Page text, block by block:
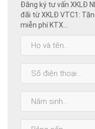
Đăng ký tư vấn XKLĐ
đãi từ XKLĐ VTC1:
miễn phí KTX...
sinh: